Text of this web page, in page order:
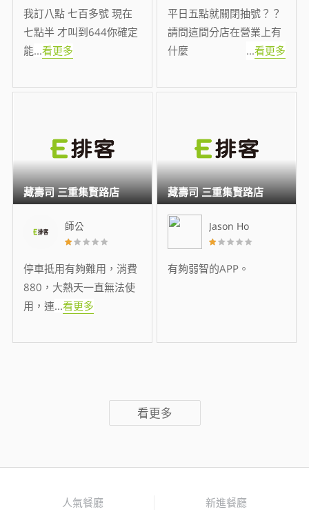
我訂八點 七百多號 現在
七點半 才叫到644你確定
能...看更多
平日五點就關閉抽號？？
請問這間分店在營業上有
什麼
...看更多
師公
停車抵用有夠難用，消費
880，大熱天一直無法使
用，連...看更多
藏壽司 三重集賢路店
Jason Ho
有夠弱智的APP。
藏壽司 三重集賢路店
看更多
人氣餐廳 新進餐廳